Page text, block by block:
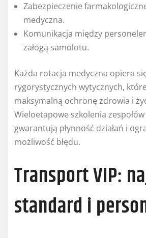
Zabezpieczenie
medyczna.
Komunikacja między
załogą samolotu.
Każda rotacja medyczna opiera
rygorystycznych wytycznych,
maksymalną ochronę zdrowia i
Wieloetapowe szkolenia
gwarantują płynność działań i
możliwość błędu.
Transport VIP:
standard i